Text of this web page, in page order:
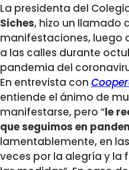
La presidenta del
Siches, hizo un llamado
manifestaciones, luego
a las calles durante
pandemia del
En entrevista con
entiende el ánimo de
manifestarse, pero “le
que seguimos en
lamentablemente, en
veces por la alegría y la